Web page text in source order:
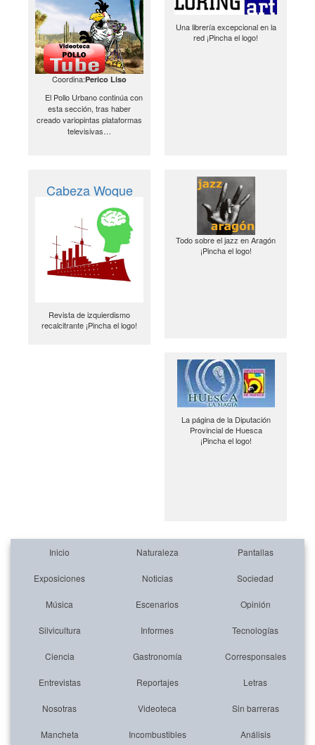
Coordina:Perico Liso
El Pollo Urbano continúa con
esta sección, tras haber
creado variopintas plataformas
televisivas…
Una librería excepcional en la
red ¡Pincha el logo!
Cabeza Woque
Revista de izquierdismo
recalcitrante ¡Pincha el logo!
Todo sobre el jazz en Aragón
¡Pincha el logo!
La página de la Diputación
Provincial de Huesca
¡Pincha el logo!
Inicio Naturaleza Pantallas
Exposiciones Noticias Sociedad
Música Escenarios Opinión
Silvicultura Informes Tecnologías
Ciencia Gastronomía Corresponsales
Entrevistas Reportajes Letras
Nosotras Videoteca Sin barreras
Mancheta Incombustibles Análisis